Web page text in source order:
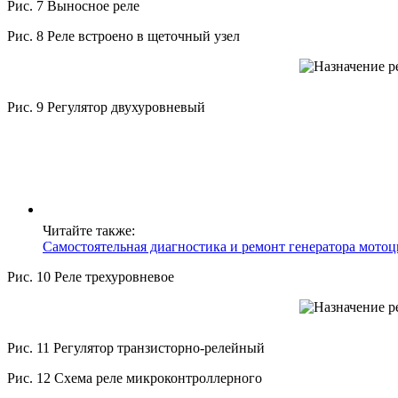
Рис. 7 Выносное реле
Рис. 8 Реле встроено в щеточный узел
Рис. 9 Регулятор двухуровневый
Читайте также:
Самостоятельная диагностика и ремонт генератора
Рис. 10 Реле трехуровневое
Рис. 11 Регулятор транзисторно-релейный
Рис. 12 Схема реле микроконтроллерного